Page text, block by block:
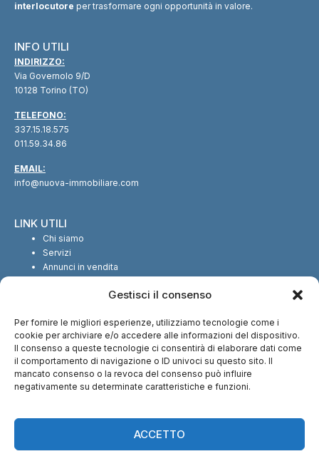
Gestisci il consenso
Per fornire le migliori esperienze, utilizziamo tecnologie come i
cookie per archiviare e/o accedere alle informazioni del dispositivo.
Il consenso a queste tecnologie ci consentirà di elaborare dati come
il comportamento di navigazione o ID univoci su questo sito. Il
mancato consenso o la revoca del consenso può influire
negativamente su determinate caratteristiche e funzioni.
ACCETTO
interlocutore per trasformare ogni opportunità in valore.
INFO UTILI
INDIRIZZO:
Via Governolo 9/D
10128 Torino (TO)
TELEFONO:
337.15.18.575
011.59.34.86
EMAIL:
info@nuova-immobiliare.com
LINK UTILI
Chi siamo
Servizi
Annunci in vendita
SEGUICI SUI SOCIAL
CI TROVI ANCHE SU: